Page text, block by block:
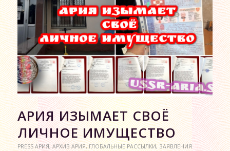
АРИЯ ИЗЫМАЕТ СВОЁ
ЛИЧНОЕ ИМУЩЕСТВО
PRESS АРИЯ,АРХИВ АРИЯ,ГЛОБАЛЬНЫЕ РАССЫЛКИ,ЗАЯВЛЕНИЯ